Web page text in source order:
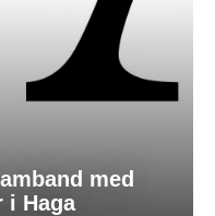
med
i Haga